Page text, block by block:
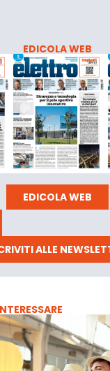
EDICOLA WEB
EDICOLA WEB
ALLE